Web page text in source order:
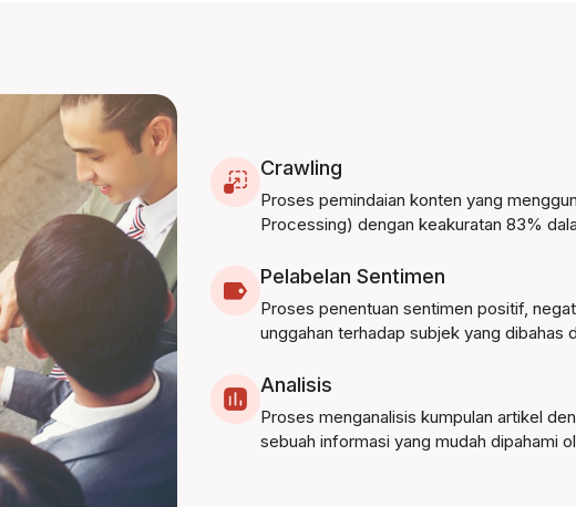
Crawling
Proses pemindaian konten yang
Processing) dengan keakuratan 83%
Pelabelan Sentimen
Proses penentuan sentimen positif,
unggahan terhadap subjek yang dibahas
Analisis
Proses menganalisis kumpulan artikel
sebuah informasi yang mudah dipahami